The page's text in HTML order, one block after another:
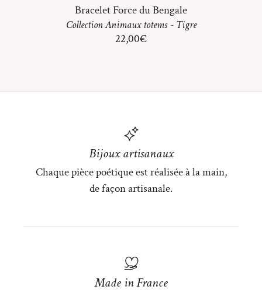
Bracelet Force du Bengale
CollectionAnimaux totems - Tigre
22,00€
Bijoux artisanaux
Chaque pièce poétique est réalisée à la main,
de façon artisanale.
Made in France